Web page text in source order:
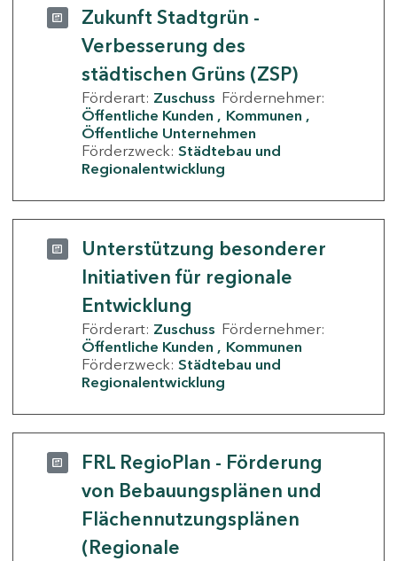
Zukunft Stadtgrün -
Verbesserung des
städtischen Grüns (ZSP)
Förderart: Zuschuss Fördernehmer:
Öffentliche Kunden
Kommunen
Öffentliche Unternehmen
Förderzweck: Städtebau und
Regionalentwicklung
Unterstützung besonderer
Initiativen für regionale
Entwicklung
Förderart: Zuschuss Fördernehmer:
Öffentliche Kunden
Kommunen
Förderzweck: Städtebau und
Regionalentwicklung
FRL RegioPlan - Förderung
von Bebauungsplänen und
Flächennutzungsplänen
(Regionale